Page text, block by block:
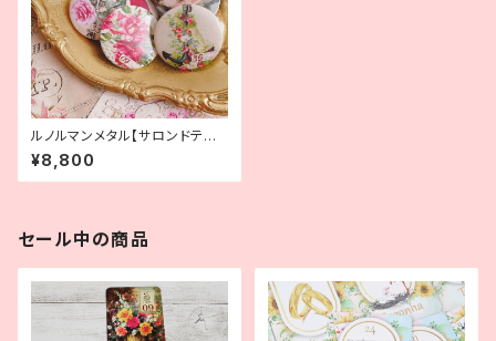
ルノルマンメタル【サロンドテルノ
ルマン】
¥8,800
セール中の商品